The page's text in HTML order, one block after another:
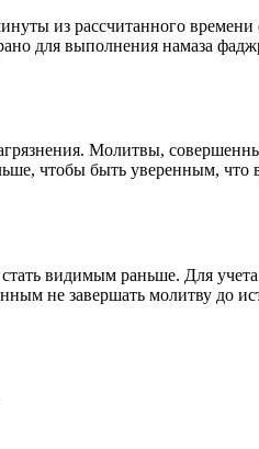
из рассчитанного
для выполнения намаза
Молитвы,
чтобы быть уверенным, что
видимым раньше. Для
не завершать молитву до